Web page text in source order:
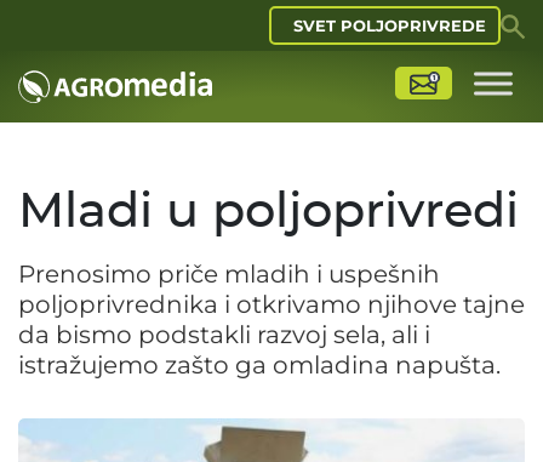
SVET POLJOPRIVREDE
Mladi u poljoprivredi
Prenosimo priče mladih i uspešnih
poljoprivrednika i otkrivamo njihove tajne
da bismo podstakli razvoj sela, ali i
istražujemo zašto ga omladina napušta.